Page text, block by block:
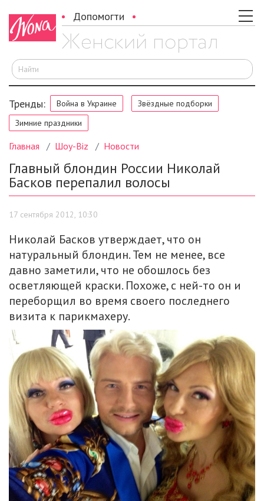
Допомогти
Тренды: Война в Украине
Звёздные подборки
Зимние праздники
Главная Шоу-Biz Новости
Главный блондин России Николай
Басков перепалил волосы
17 сентября 2012, 10:30
Николай Басков утверждает, что он
натуральный блондин. Тем не менее, все
давно заметили, что не обошлось без
осветляющей краски. Похоже, с ней-то он и
переборщил во время своего последнего
визита к парикмахеру.